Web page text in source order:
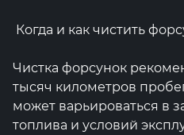
Когда и как чистить
Чистка форсунок
тысяч километров
может варьироваться в
топлива и условий